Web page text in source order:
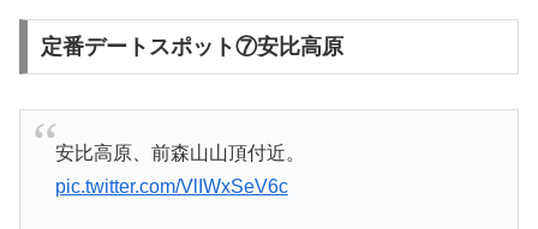
定番デートスポット⑦安比高原
安比高原、前森山山頂付近。
pic.twitter.com/VlIWxSeV6c